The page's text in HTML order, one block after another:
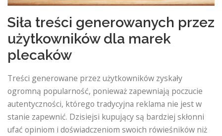
Siła treści generowanych przez
użytkowników dla marek
plecaków
Treści generowane przez użytkowników zyskały
ogromną popularność, ponieważ zapewniają poczucie
autentyczności, którego tradycyjna reklama nie jest w
stanie zapewnić. Dzisiejsi kupujący są bardziej skłonni
ufać opiniom i doświadczeniom swoich rówieśników niż